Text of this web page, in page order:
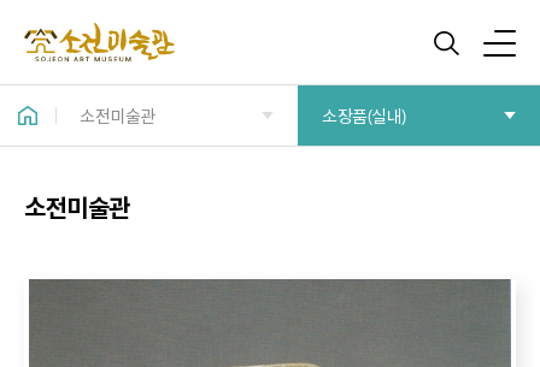
소전미술관 소장품(실내)
소전미술관